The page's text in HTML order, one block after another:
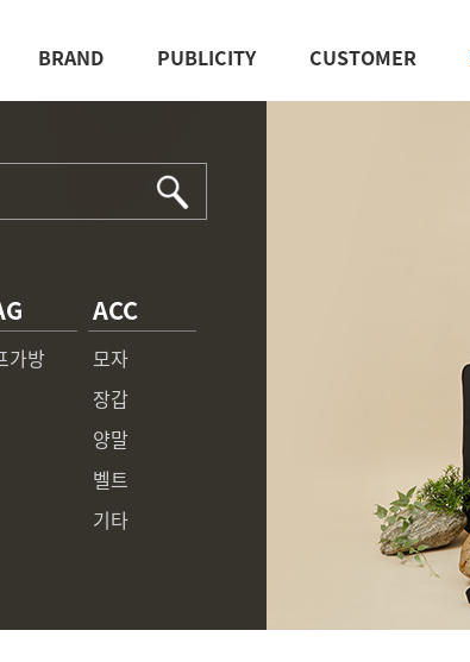
BRAND PUBLICITY CUSTOMER
가방
ACC
모자
장갑
양말
벨트
기타